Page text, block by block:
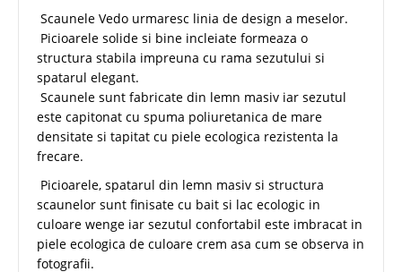
Scaunele Vedo urmaresc linia de design a meselor.
Picioarele solide si bine incleiate formeaza o
structura stabila impreuna cu rama sezutului si
spatarul elegant.
Scaunele sunt fabricate din lemn masiv iar sezutul
este capitonat cu spuma poliuretanica de mare
densitate si tapitat cu piele ecologica rezistenta la
frecare.
Picioarele, spatarul din lemn masiv si structura
scaunelor sunt finisate cu bait si lac ecologic in
culoare wenge iar sezutul confortabil este imbracat in
piele ecologica de culoare crem asa cum se observa in
fotografii.